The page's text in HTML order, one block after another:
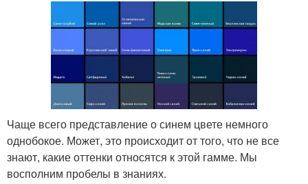
Чаще всего представление о синем цвете немного
однобокое. Может, это происходит от того, что не все
знают, какие оттенки относятся к этой гамме. Мы
восполним пробелы в знаниях.